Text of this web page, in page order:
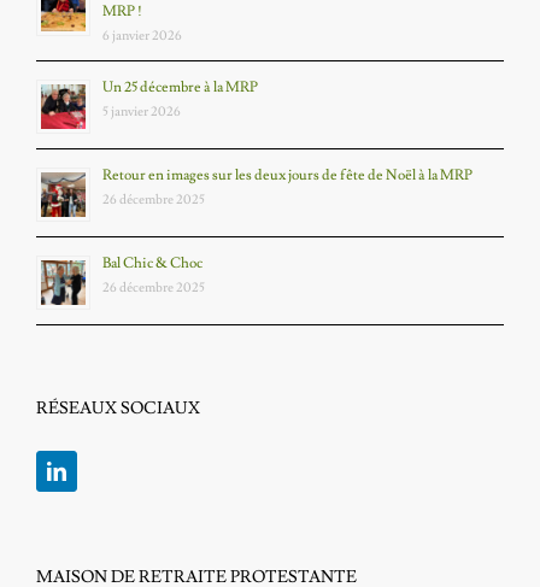
MRP !
6 janvier 2026
Un 25 décembre à la MRP
5 janvier 2026
Retour en images sur les deux jours de fête de Noël à la MRP
26 décembre 2025
Bal Chic & Choc
26 décembre 2025
RÉSEAUX SOCIAUX
MAISON DE RETRAITE PROTESTANTE